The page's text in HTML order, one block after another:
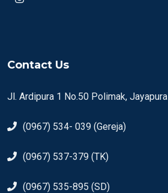
Contact Us
Jl. Ardipura 1 No.50 Polimak, Jayapura
(0967) 534- 039 (Gereja)
(0967) 537-379 (TK)
(0967) 535-895 (SD)